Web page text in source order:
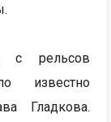
с рельсов
известно
Гладкова.